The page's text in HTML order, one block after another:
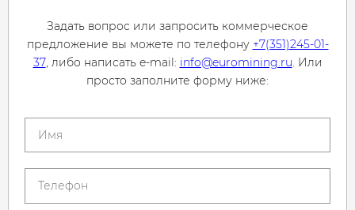
Задать вопрос или запросить коммерческое
предложение вы можете по телефону +7(351)245-01-
37, либо написать e-mail: info@euromining.ru. Или
просто заполните форму ниже: